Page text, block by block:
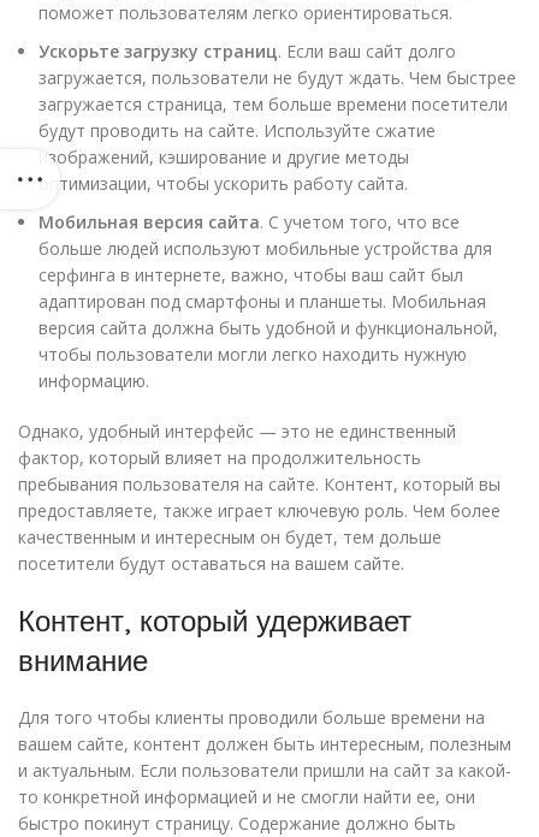
поможет пользователям легко ориентироваться.
Ускорьте загрузку страниц. Если ваш сайт долго
загружается, пользователи не будут ждать. Чем быстрее
загружается страница, тем больше времени посетители
будут проводить на сайте. Используйте сжатие
изображений, кэширование и другие методы
оптимизации, чтобы ускорить работу сайта.
Мобильная версия сайта. С учетом того, что все
больше людей используют мобильные устройства для
серфинга в интернете, важно, чтобы ваш сайт был
адаптирован под смартфоны и планшеты. Мобильная
версия сайта должна быть удобной и функциональной,
чтобы пользователи могли легко находить нужную
информацию.
Однако, удобный интерфейс — это не единственный
фактор, который влияет на продолжительность
пребывания пользователя на сайте. Контент, который вы
предоставляете, также играет ключевую роль. Чем более
качественным и интересным он будет, тем дольше
посетители будут оставаться на вашем сайте.
Контент, который удерживает
внимание
Для того чтобы клиенты проводили больше времени на
вашем сайте, контент должен быть интересным, полезным
и актуальным. Если пользователи пришли на сайт за какой-
то конкретной информацией и не смогли найти ее, они
быстро покинут страницу. Содержание должно быть